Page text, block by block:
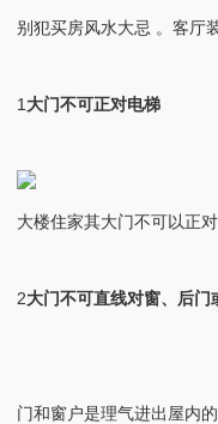
别犯买房风水大忌 。客厅
1 大门不可正对电梯
大楼住家其大门不可以正
2大门不可直线对窗、后门
门和窗户是理气进出屋内